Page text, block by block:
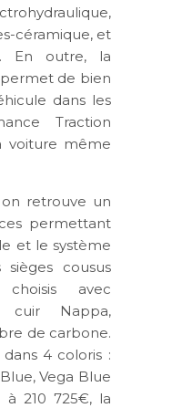
céramique, et
En outre, la
de bien
dans les
Traction
voiture même
retrouve un
permettant
et le système
sièges cousus
avec
cuir Nappa,
de carbone.
4 coloris :
Vega Blue
à 210 725€, la